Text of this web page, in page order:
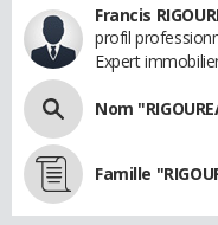
Francis
profil
Expert
Nom
Famille